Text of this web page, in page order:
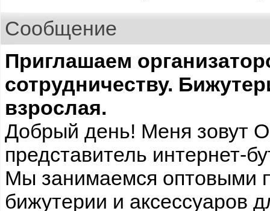
Сообщение
Приглашаем
сотрудничеству.
взрослая.
Добрый день! Меня зовут
представитель интернет-
Мы занимаемся оптовыми
бижутерии и аксессуаров